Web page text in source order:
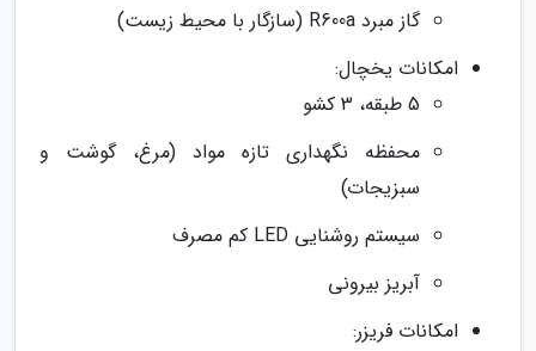
گاز مبرد R600a (سازگار با محیط زیست)
امکانات یخچال:
5 طبقه، 3 کشو
محفظه نگهداری تازه مواد (مرغ، گوشت و
سبزیجات)
سیستم روشنایی LED کم مصرف
آبریز بیرونی
امکانات فریزر: